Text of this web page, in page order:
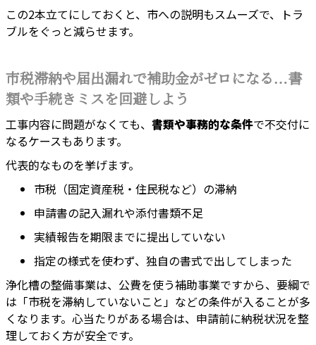
この2本立てにしておくと、市への説明もスムーズで、トラ
ブルをぐっと減らせます。
市税滞納や届出漏れで補助金がゼロになる…書
類や手続きミスを回避しよう
工事内容に問題がなくても、 書類や事務的な条件で不交付に
なるケースもあります。
代表的なものを挙げます。
市税（固定資産税・住民税など）の滞納
申請書の記入漏れや添付書類不足
実績報告を期限までに提出していない
指定の様式を使わず、独自の書式で出してしまった
浄化槽の整備事業は、公費を使う補助事業ですから、要綱で
は「市税を滞納していないこと」などの条件が入ることが多
くなります。心当たりがある場合は、申請前に納税状況を整
理しておく方が安全です。